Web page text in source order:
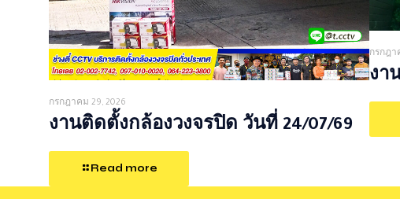
กรกฎาคม 29, 2026
งานติดตั้งกล้องวงจรปิด วันที่ 24/07/69
Read more
กรกฎา
งา